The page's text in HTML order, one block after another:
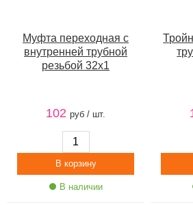
Муфта переходная с
внутренней трубной
резьбой 32х1
102 руб / шт.
В наличии